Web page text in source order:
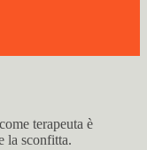
terapeuta è
la sconfitta.